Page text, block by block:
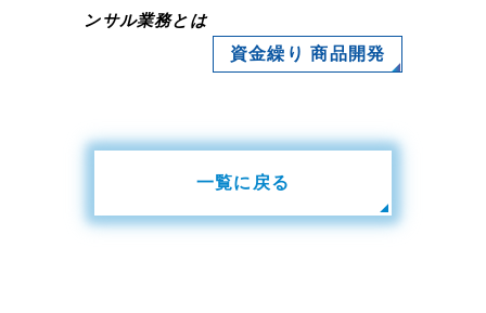
ンサル業務とは
資金繰り 商品開発
一覧に戻る